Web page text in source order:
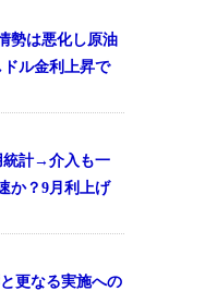
勢は悪化し原油
ドル金利上昇で
統計→介入も一
か？9月利上げ
更なる実施への